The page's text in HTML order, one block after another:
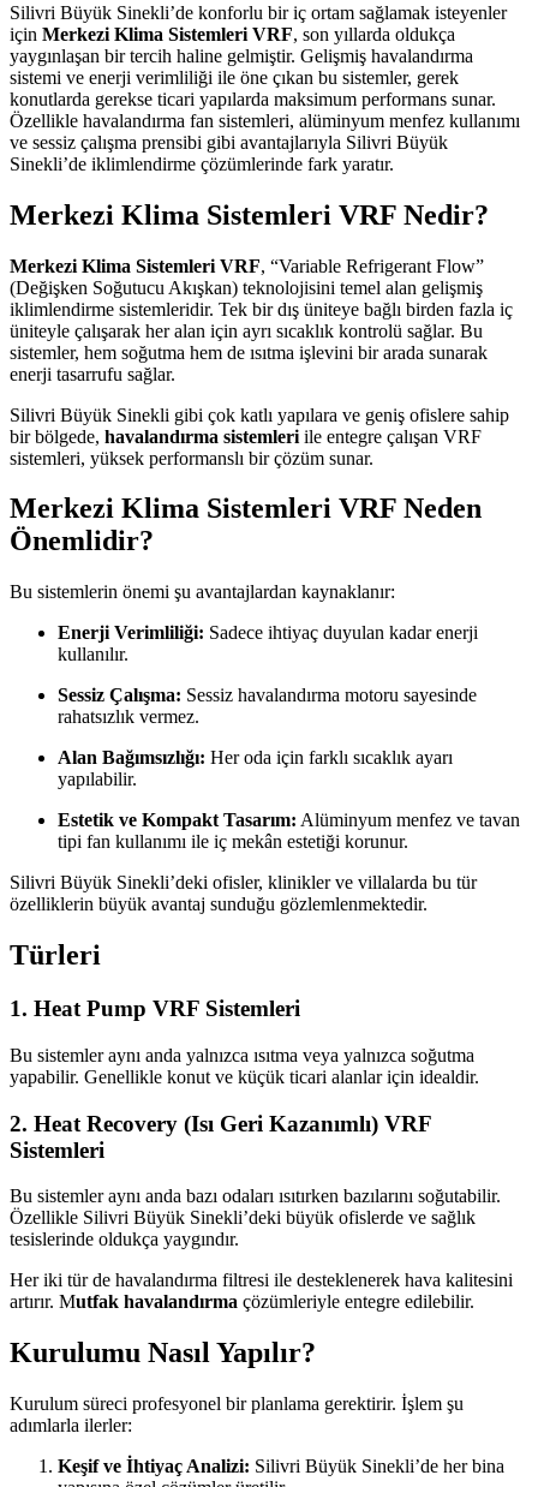
Silivri Büyük Sinekli’de konforlu bir iç ortam sağlamak isteyenler
için Merkezi Klima Sistemleri VRF, son yıllarda oldukça
yaygınlaşan bir tercih haline gelmiştir. Gelişmiş havalandırma
sistemi ve enerji verimliliği ile öne çıkan bu sistemler, gerek
konutlarda gerekse ticari yapılarda maksimum performans sunar.
Özellikle havalandırma fan sistemleri, alüminyum menfez kullanımı
ve sessiz çalışma prensibi gibi avantajlarıyla Silivri Büyük
Sinekli’de iklimlendirme çözümlerinde fark yaratır.
Merkezi Klima Sistemleri VRF Nedir?
Merkezi Klima Sistemleri VRF, “Variable Refrigerant Flow”
(Değişken Soğutucu Akışkan) teknolojisini temel alan gelişmiş
iklimlendirme sistemleridir. Tek bir dış üniteye bağlı birden fazla iç
üniteyle çalışarak her alan için ayrı sıcaklık kontrolü sağlar. Bu
sistemler, hem soğutma hem de ısıtma işlevini bir arada sunarak
enerji tasarrufu sağlar.
Silivri Büyük Sinekli gibi çok katlı yapılara ve geniş ofislere sahip
bir bölgede, havalandırma sistemleri ile entegre çalışan VRF
sistemleri, yüksek performanslı bir çözüm sunar.
Merkezi Klima Sistemleri VRF Neden
Önemlidir?
Bu sistemlerin önemi şu avantajlardan kaynaklanır:
Enerji Verimliliği: Sadece ihtiyaç duyulan kadar enerji
kullanılır.
Sessiz Çalışma: Sessiz havalandırma motoru sayesinde
rahatsızlık vermez.
Alan Bağımsızlığı: Her oda için farklı sıcaklık ayarı
yapılabilir.
Estetik ve Kompakt Tasarım: Alüminyum menfez ve tavan
tipi fan kullanımı ile iç mekân estetiği korunur.
Silivri Büyük Sinekli’deki ofisler, klinikler ve villalarda bu tür
özelliklerin büyük avantaj sunduğu gözlemlenmektedir.
Türleri
1. Heat Pump VRF Sistemleri
Bu sistemler aynı anda yalnızca ısıtma veya yalnızca soğutma
yapabilir. Genellikle konut ve küçük ticari alanlar için idealdir.
2. Heat Recovery (Isı Geri Kazanımlı) VRF
Sistemleri
Bu sistemler aynı anda bazı odaları ısıtırken bazılarını soğutabilir.
Özellikle Silivri Büyük Sinekli’deki büyük ofislerde ve sağlık
tesislerinde oldukça yaygındır.
Her iki tür de havalandırma filtresi ile desteklenerek hava kalitesini
artırır. Mutfak havalandırma çözümleriyle entegre edilebilir.
Kurulumu Nasıl Yapılır?
Kurulum süreci profesyonel bir planlama gerektirir. İşlem şu
adımlarla ilerler:
Keşif ve İhtiyaç Analizi: Silivri Büyük Sinekli’de her bina